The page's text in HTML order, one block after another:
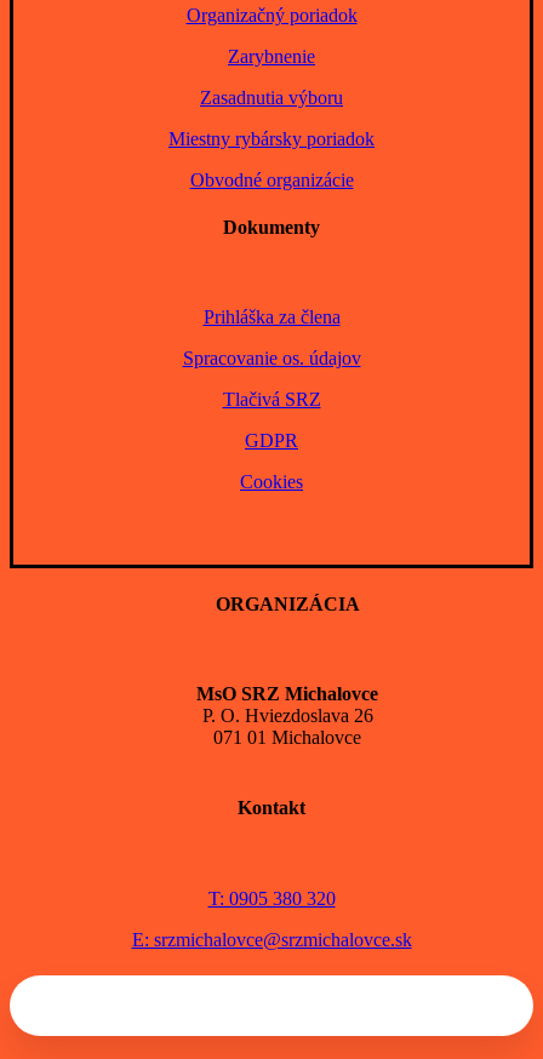
Organizačný poriadok
Zarybnenie
Zasadnutia výboru
Miestny rybársky poriadok
Obvodné organizácie
Dokumenty
Prihláška za člena
Spracovanie os. údajov
Tlačivá SRZ
GDPR
Cookies
ORGANIZÁCIA
MsO SRZ Michalovce
P. O. Hviezdoslava 26
071 01 Michalovce
Kontakt
T: 0905 380 320
E: srzmichalovce@srzmichalovce.sk